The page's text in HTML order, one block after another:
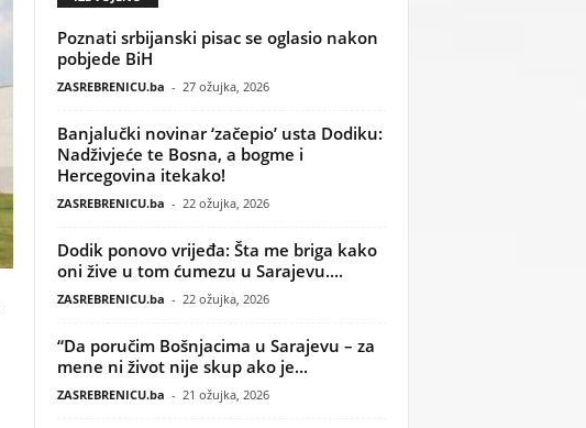
Poznati srbijanski pisac se oglasio nakon
pobjede BiH
ZASREBRENICU.ba - 27 ožujka, 2026
Banjalučki novinar ‘začepio’ usta Dodiku:
Nadživjeće te Bosna, a bogme i
Hercegovina itekako!
ZASREBRENICU.ba - 22 ožujka, 2026
Dodik ponovo vrijeđa: Šta me briga kako
oni žive u tom ćumezu u Sarajevu....
ZASREBRENICU.ba - 22 ožujka, 2026
“Da poručim Bošnjacima u Sarajevu – za
mene ni život nije skup ako je...
ZASREBRENICU.ba - 21 ožujka, 2026